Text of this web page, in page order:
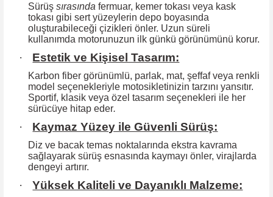
Sürüş sırasında fermuar, kemer tokası veya kask
tokası gibi sert yüzeylerin depo boyasında
oluşturabileceği çizikleri önler. Uzun süreli
kullanımda motorunuzun ilk günkü görünümünü korur.
· Estetik ve Kişisel Tasarım:
Karbon fiber görünümlü, parlak, mat, şeffaf veya renkli
model seçenekleriyle motosikletinizin tarzını yansıtır.
Sportif, klasik veya özel tasarım seçenekleri ile her
sürücüye hitap eder.
· Kaymaz Yüzey ile Güvenli Sürüş:
Diz ve bacak temas noktalarında ekstra kavrama
sağlayarak sürüş esnasında kaymayı önler, virajlarda
dengeyi artırır.
· Yüksek Kaliteli ve Dayanıklı Malzeme: